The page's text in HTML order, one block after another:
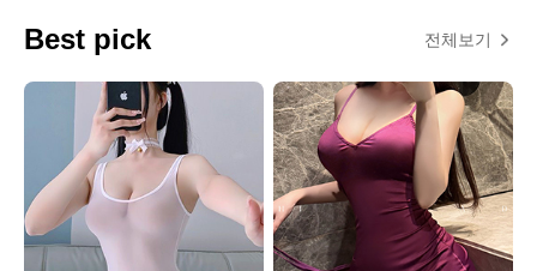
Best pick 전체보기